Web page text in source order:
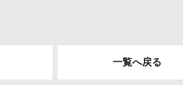
一覧へ戻る